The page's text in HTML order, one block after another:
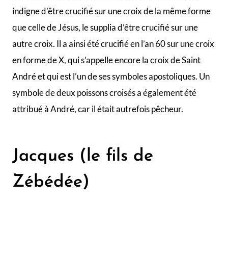
Jacques (le fils de
Zébédée)
L’Apôtre Jacques par Rembrandt
dans le récit que les deux frères, Pierre et André. En
effet Jacques et son propre frère, Jean, ont été les
associés de Pierre et André pour remonter le filet